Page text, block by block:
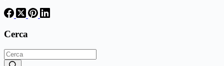
Cerca